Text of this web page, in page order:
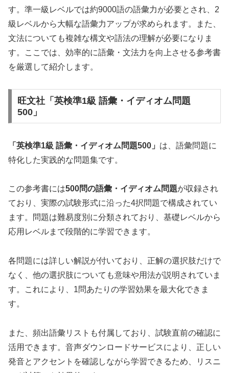
す。準一級レベルでは約9000語の語彙力が必要とされ、2
級レベルから大幅な語彙力アップが求められます。また、
文法についても複雑な構文や語法の理解が必要になりま
す。ここでは、効率的に語彙・文法力を向上させる参考書
を厳選して紹介します。
旺文社「英検準1級 語彙・イディオム問題
500」
「英検準1級 語彙・イディオム問題500」 は、語彙問題に
特化した実践的な問題集です。
この参考書には500問の語彙・イディオム問題が収録され
ており、実際の試験形式に沿った4択問題で構成されてい
ます。問題は難易度別に分類されており、基礎レベルから
応用レベルまで段階的に学習できます。
各問題には詳しい解説が付いており、正解の選択肢だけで
なく、他の選択肢についても意味や用法が説明されていま
す。これにより、1問あたりの学習効果を最大化できま
す。
また、頻出語彙リストも付属しており、試験直前の確認に
活用できます。音声ダウンロードサービスにより、正しい
発音とアクセントを確認しながら学習できるため、リスニ